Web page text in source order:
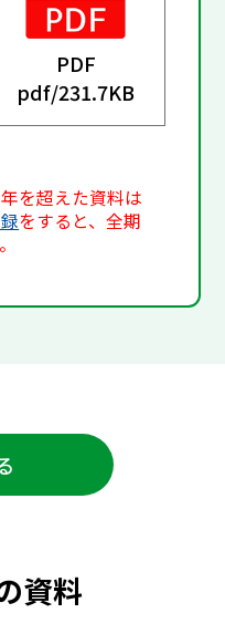
PDF
pdf/231.7KB
を超えた資料は
をすると、全期
資料